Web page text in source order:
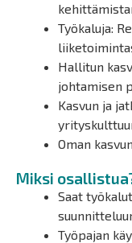
Työkaluja:
Hallitun
johtamisen
Kasvun ja
Oman
Miksi
Saat
Työpajan